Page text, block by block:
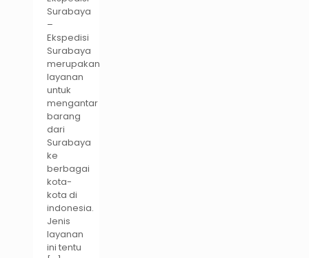
Surabaya
–
Ekspedisi
Surabaya
merupakan
layanan
untuk
mengantar
barang
dari
Surabaya
ke
berbagai
kota-
kota di
indonesia.
Jenis
layanan
ini tentu